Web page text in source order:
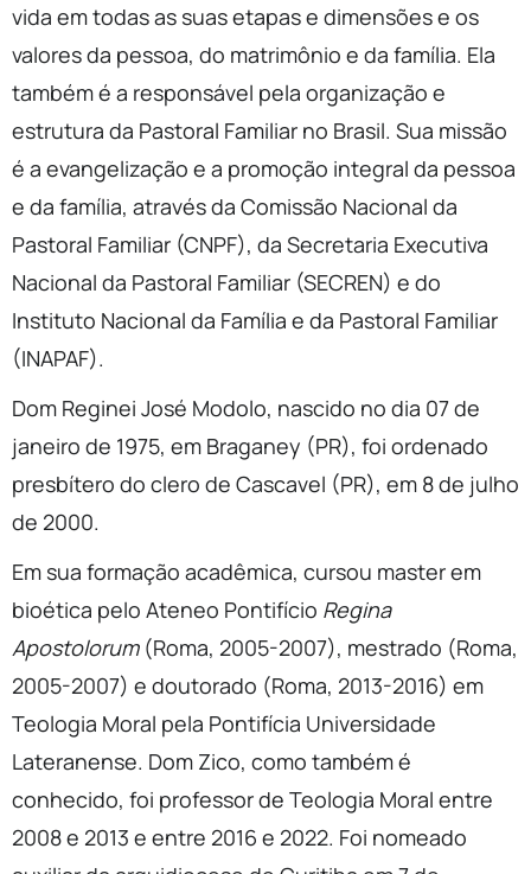
vida em todas as suas etapas e dimensões e os
valores da pessoa, do matrimônio e da família. Ela
também é a responsável pela organização e
estrutura da Pastoral Familiar no Brasil. Sua missão
é a evangelização e a promoção integral da pessoa
e da família, através da Comissão Nacional da
Pastoral Familiar (CNPF), da Secretaria Executiva
Nacional da Pastoral Familiar (SECREN) e do
Instituto Nacional da Família e da Pastoral Familiar
(INAPAF).
Dom Reginei José Modolo, nascido no dia 07 de
janeiro de 1975, em Braganey (PR), foi ordenado
presbítero do clero de Cascavel (PR), em 8 de julho
de 2000.
Em sua formação acadêmica, cursou master em
bioética pelo Ateneo Pontifício Regina
Apostolorum(Roma, 2005-2007), mestrado (Roma,
2005-2007) e doutorado (Roma, 2013-2016) em
Teologia Moral pela Pontifícia Universidade
Lateranense. Dom Zico, como também é
conhecido, foi professor de Teologia Moral entre
2008 e 2013 e entre 2016 e 2022. Foi nomeado